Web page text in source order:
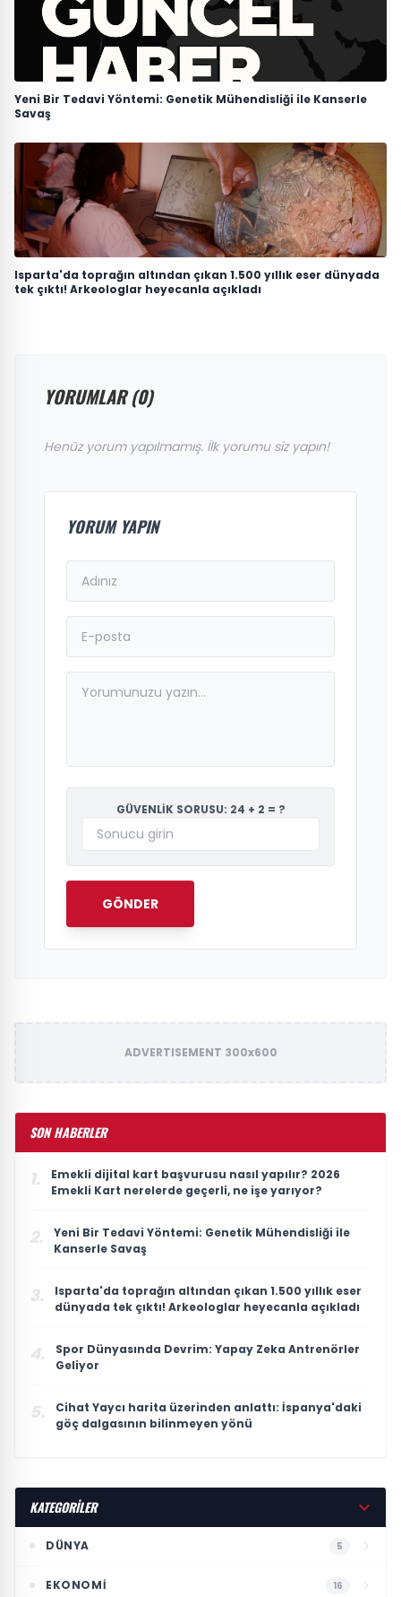
Yeni Bir Tedavi Yöntemi: Genetik Mühendisliği ile Kanserle
Savaş
Isparta'da toprağın altından çıkan 1.500 yıllık eser dünyada
tek çıktı! Arkeologlar heyecanla açıkladı
YORUMLAR (0)
Henüz yorum yapılmamış. İlk yorumu siz yapın!
YORUM YAPIN
GÜVENLİK SORUSU: 24 + 2 = ?
GÖNDER
ADVERTISEMENT 300x600
SON HABERLER
1.
Emekli dijital kart başvurusu nasıl yapılır? 2026
Emekli Kart nerelerde geçerli, ne işe yarıyor?
2.
Yeni Bir Tedavi Yöntemi: Genetik Mühendisliği ile
Kanserle Savaş
3.
Isparta'da toprağın altından çıkan 1.500 yıllık eser
dünyada tek çıktı! Arkeologlar heyecanla açıkladı
4.
Spor Dünyasında Devrim: Yapay Zeka Antrenörler
Geliyor
5.
Cihat Yaycı harita üzerinden anlattı: İspanya'daki
göç dalgasının bilinmeyen yönü
KATEGORİLER
DÜNYA 5
EKONOMI 16